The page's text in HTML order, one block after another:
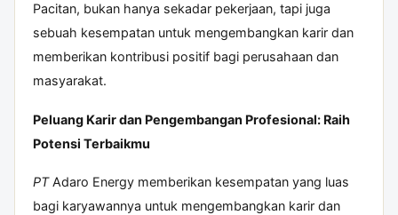
Pacitan, bukan hanya sekadar pekerjaan, tapi juga
sebuah kesempatan untuk mengembangkan karir dan
memberikan kontribusi positif bagi perusahaan dan
masyarakat.
Peluang Karir dan Pengembangan Profesional: Raih
Potensi Terbaikmu
PTAdaro Energy memberikan kesempatan yang luas
bagi karyawannya untuk mengembangkan karir dan